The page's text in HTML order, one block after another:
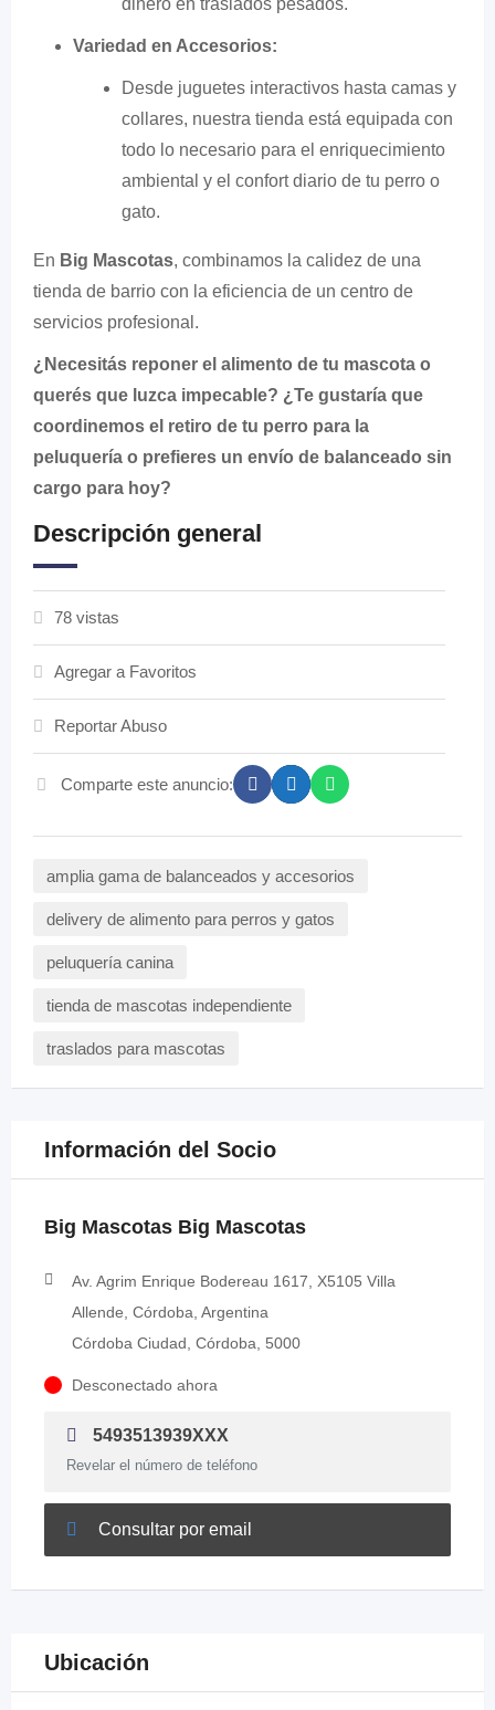
dinero en traslados pesados.
Variedad en Accesorios:
Desde juguetes interactivos hasta camas y
collares, nuestra tienda está equipada con
todo lo necesario para el enriquecimiento
ambiental y el confort diario de tu perro o
gato.
En Big Mascotas, combinamos la calidez de una
tienda de barrio con la eficiencia de un centro de
servicios profesional.
¿Necesitás reponer el alimento de tu mascota o
querés que luzca impecable? ¿Te gustaría que
coordinemos el retiro de tu perro para la
peluquería o prefieres un envío de balanceado sin
cargo para hoy?
Descripción general
78 vistas
Agregar a Favoritos
Reportar Abuso
Comparte este anuncio:
amplia gama de balanceados y accesorios
delivery de alimento para perros y gatos
peluquería canina
tienda de mascotas independiente
traslados para mascotas
Información del Socio
Big Mascotas Big Mascotas
Av. Agrim Enrique Bodereau 1617, X5105 Villa
Allende, Córdoba, Argentina
Córdoba Ciudad, Córdoba, 5000
Desconectado ahora
5493513939XXX
Revelar el número de teléfono
Consultar por email
Ubicación